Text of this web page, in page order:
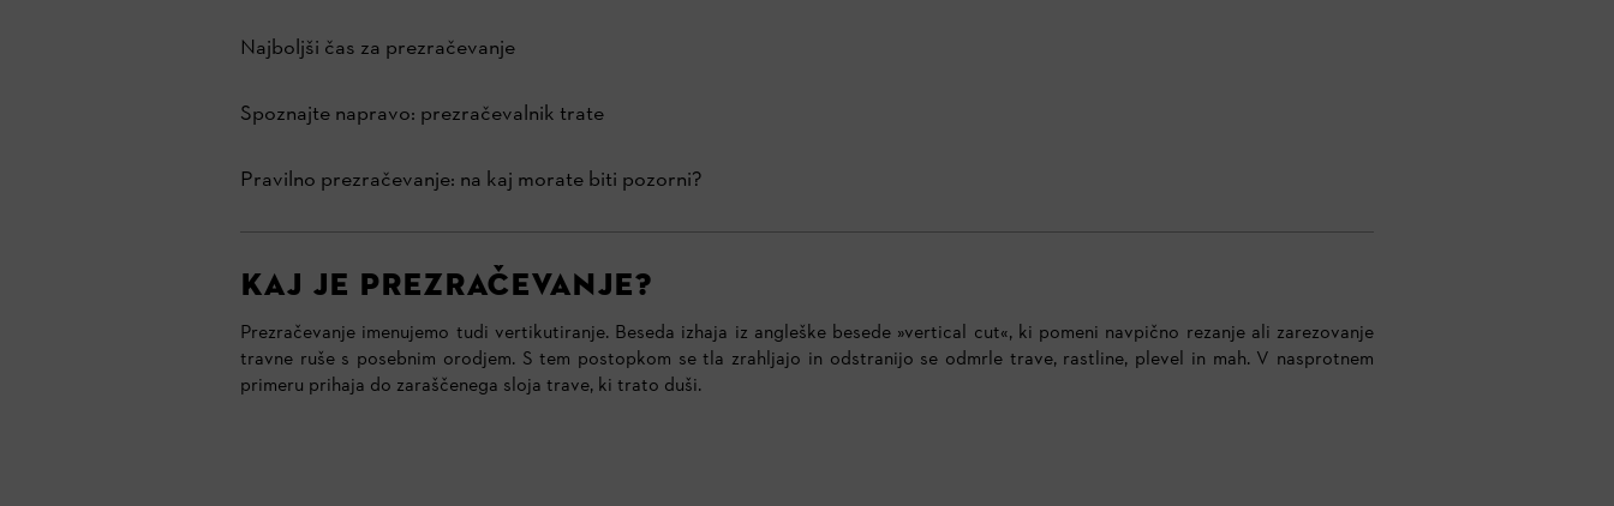
Najboljši čas za prezračevanje
Spoznajte napravo: prezračevalnik trate
Pravilno prezračevanje: na kaj morate biti pozorni?
KAJ JE PREZRAČEVANJE?
Prezračevanje imenujemo tudi vertikutiranje. Beseda izhaja iz angleške besede »vertical cut«, ki pomeni navpično rezanje ali zarezovanje
travne ruše s posebnim orodjem. S tem postopkom se tla zrahljajo in odstranijo se odmrle trave, rastline, plevel in mah. V nasprotnem
primeru prihaja do zaraščenega sloja trave, ki trato duši.